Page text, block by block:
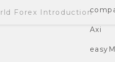
Axi
Forex Introduction